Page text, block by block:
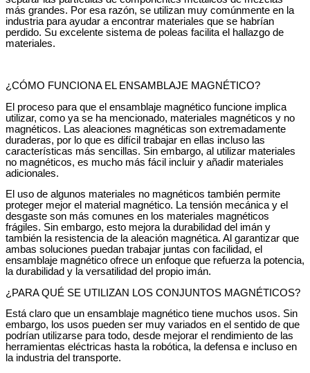
más grandes. Por esa razón, se utilizan muy comúnmente en la
industria para ayudar a encontrar materiales que se habrían
perdido. Su excelente sistema de poleas facilita el hallazgo de
materiales.
¿CÓMO FUNCIONA EL ENSAMBLAJE MAGNÉTICO?
El proceso para que el ensamblaje magnético funcione implica
utilizar, como ya se ha mencionado, materiales magnéticos y no
magnéticos. Las aleaciones magnéticas son extremadamente
duraderas, por lo que es difícil trabajar en ellas incluso las
características más sencillas. Sin embargo, al utilizar materiales
no magnéticos, es mucho más fácil incluir y añadir materiales
adicionales.
El uso de algunos materiales no magnéticos también permite
proteger mejor el material magnético. La tensión mecánica y el
desgaste son más comunes en los materiales magnéticos
frágiles. Sin embargo, esto mejora la durabilidad del imán y
también la resistencia de la aleación magnética. Al garantizar que
ambas soluciones puedan trabajar juntas con facilidad, el
ensamblaje magnético ofrece un enfoque que refuerza la potencia,
la durabilidad y la versatilidad del propio imán.
¿PARA QUÉ SE UTILIZAN LOS CONJUNTOS MAGNÉTICOS?
Está claro que un ensamblaje magnético tiene muchos usos. Sin
embargo, los usos pueden ser muy variados en el sentido de que
podrían utilizarse para todo, desde mejorar el rendimiento de las
herramientas eléctricas hasta la robótica, la defensa e incluso en
la industria del transporte.